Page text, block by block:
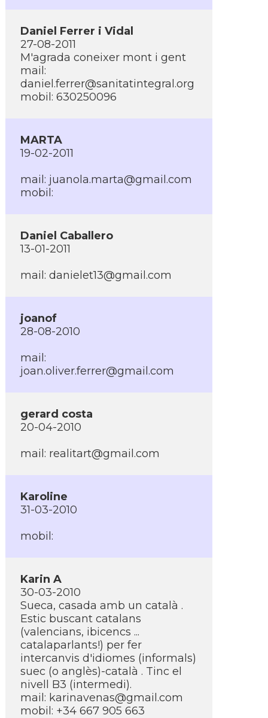
Daniel Ferrer i Vidal
27-08-2011
M'agrada coneixer mont i gent
mail:
daniel.ferrer@sanitatintegral.org
mobil: 630250096
MARTA
19-02-2011
mail: juanola.marta@gmail.com
mobil:
Daniel Caballero
13-01-2011
mail: danielet13@gmail.com
joanof
28-08-2010
mail:
joan.oliver.ferrer@gmail.com
gerard costa
20-04-2010
mail: realitart@gmail.com
Karoline
31-03-2010
mobil:
Karin A
30-03-2010
Sueca, casada amb un català .
Estic buscant catalans
(valencians, ibicencs ...
catalaparlants!) per fer
intercanvis d'idiomes (informals)
suec (o anglès)-català . Tinc el
nivell B3 (intermedi).
mail: karinavenas@gmail.com
mobil: +34 667 905 663